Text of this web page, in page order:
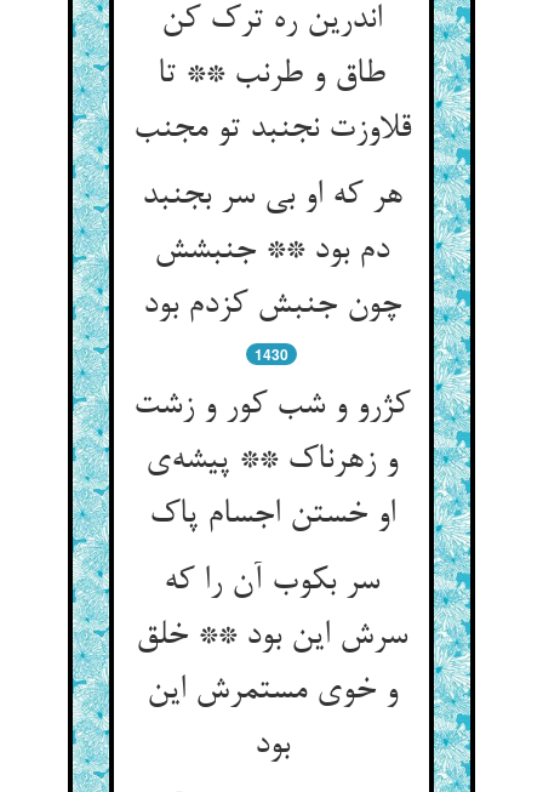
اندرین ره ترک کن
طاق و طرنب ** تا
قلاوزت نجنبد تو مجنب
هر که او بی سر بجنبد
دم بود ** جنبشش
چون جنبش کزدم بود
1430
کژرو و شب کور و زشت
و زهرناک ** پیشه‌ی
او خستن اجسام پاک
سر بکوب آن را که
سرش این بود ** خلق
و خوی مستمرش این
بود